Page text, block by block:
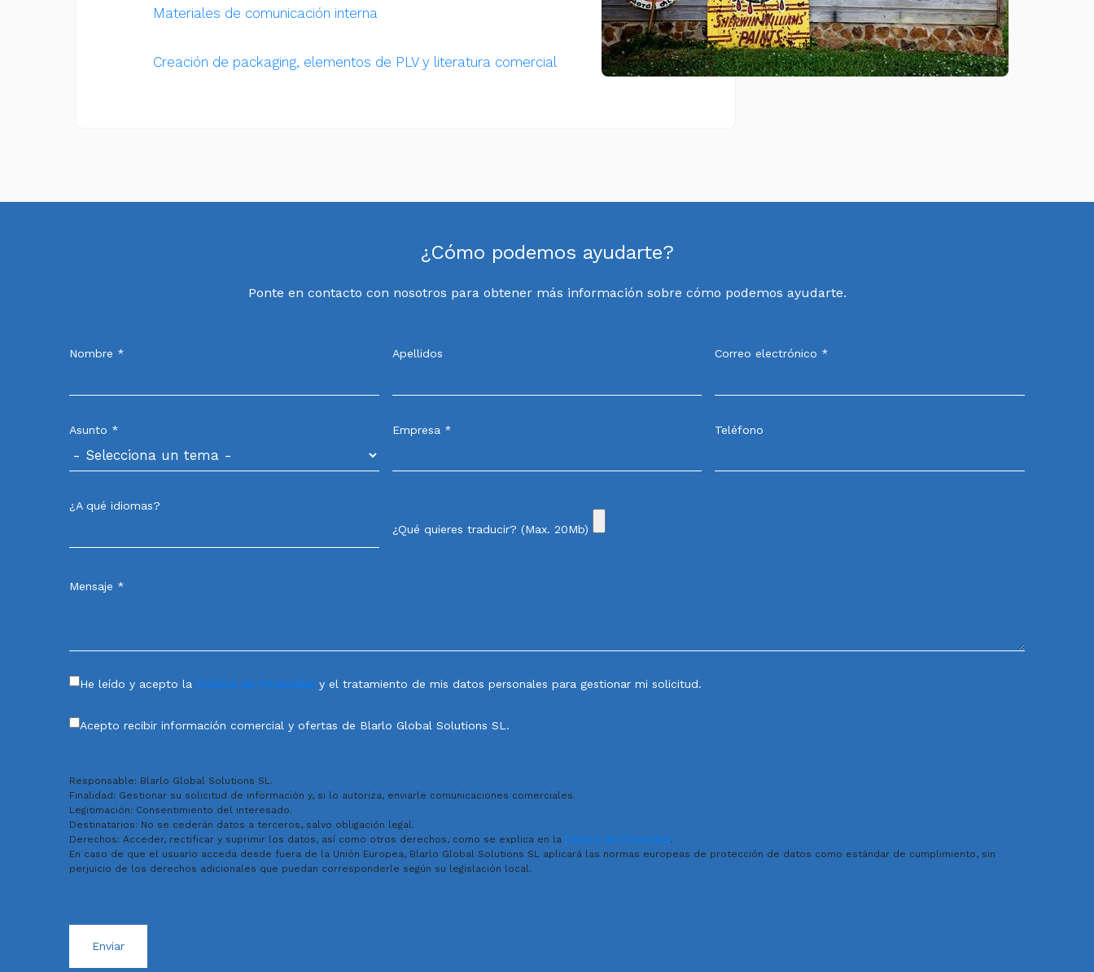
Materiales de comunicación interna
Creación de packaging, elementos de PLV y literatura comercial
¿Cómo podemos ayudarte?
Ponte en contacto con nosotros para obtener más información sobre cómo podemos ayudarte.
Nombre * Apellidos Correo electrónico *
Asunto * Empresa * Teléfono
¿A qué idiomas?
¿Qué quieres traducir? (Max. 20Mb)
Mensaje *
He leído y acepto la Política de Privacidad y el tratamiento de mis datos personales para gestionar mi solicitud.
Acepto recibir información comercial y ofertas de Blarlo Global Solutions SL.
Responsable: Blarlo Global Solutions SL.
Finalidad: Gestionar su solicitud de información y, si lo autoriza, enviarle comunicaciones comerciales.
Legitimación: Consentimiento del interesado.
Destinatarios: No se cederán datos a terceros, salvo obligación legal.
Derechos: Acceder, rectificar y suprimir los datos, así como otros derechos, como se explica en la Política de Privacidad .
En caso de que el usuario acceda desde fuera de la Unión Europea, Blarlo Global Solutions SL aplicará las normas europeas de protección de datos como estándar de cumplimiento, sin
perjuicio de los derechos adicionales que puedan corresponderle según su legislación local.
Enviar